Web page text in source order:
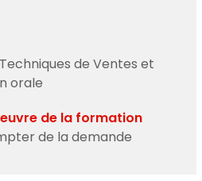
de Ventes et
orale
de la formation
de la demande